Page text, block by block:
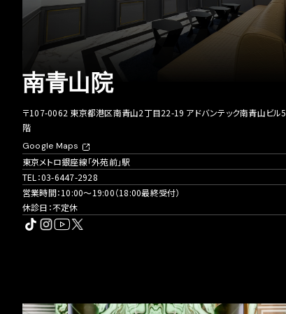
南青山院
〒107-0062 東京都港区南青山2丁目22-19 アドバンテック南青山ビル5
階
Google Maps
東京メトロ銀座線「外苑前」駅
TEL：03-6447-2928
営業時間：10:00〜19:00（18:00最終受付）
休診日：不定休